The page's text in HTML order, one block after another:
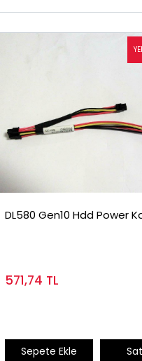
DL580 Gen10 Hdd Power
571,74 TL
Sepete Ekle